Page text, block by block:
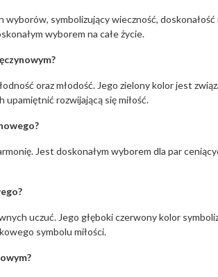
symbolizujący wieczność, doskonałość
wyborem na całe życie.
oraz młodość. Jego zielony kolor jest
rozwijającą się miłość.
Jest doskonałym wyborem dla par
?
uczuć. Jego głęboki czerwony kolor
symbolu miłości.